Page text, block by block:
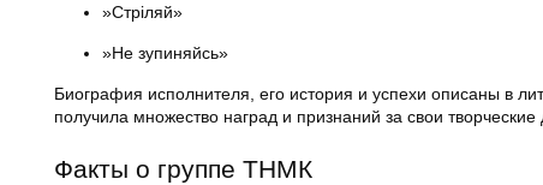
»Стріляй»
»Не зупиняйсь»
Биография исполнителя, его история и успехи описаны в
получила множество наград и признаний за свои творческие
Факты о группе ТНМК